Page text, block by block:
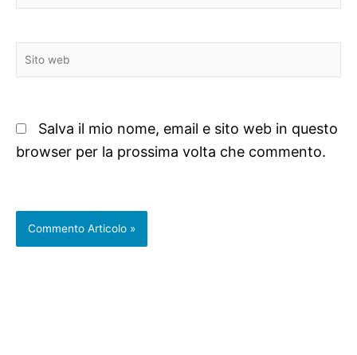
Sito
web
Salva il mio nome, email e sito web in questo
browser per la prossima volta che commento.